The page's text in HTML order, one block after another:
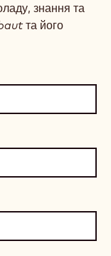
знання та
та його